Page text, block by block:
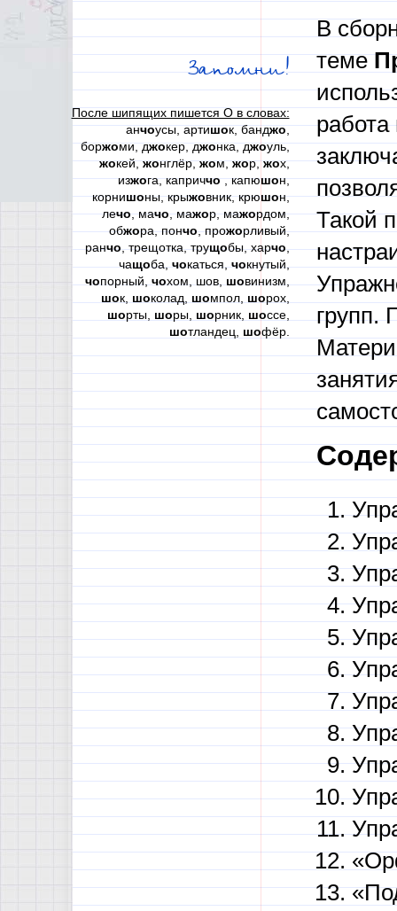
Запомни!
После шипящих пишется О в словах:
анчоусы, артишок, банджо,
боржоми, джокер, джонка, джоуль,
жокей,жонглёр,жом,жор,жох,
изжога, каприччо, капюшон,
корнишоны, крыжовник, крюшон,
лечо, мачо, мажор, мажордом,
обжора, пончо, прожорливый,
ранчо, трещотка, трущобы, харчо,
чащоба,чокаться,чокнутый,
чопорный, чохом, шов, шовинизм,
шок, шоколад, шомпол, шорох,
шорты, шоры, шорник, шоссе,
шотландец, шофёр.
В
теме
работа
Такой
групп.